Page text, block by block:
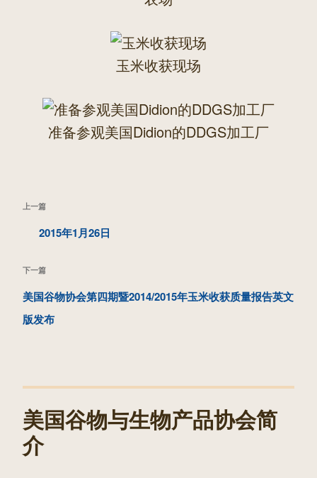
玉米收获现场
准备参观美国Didion的DDGS加工厂
文
章
航
上
文
章
上一篇
2015年1月26日
下
一
篇
下一篇
美国谷物协会第四期暨2014/2015年玉米收获质量报告英文
版发布
美国谷物与生物产品协会简
介